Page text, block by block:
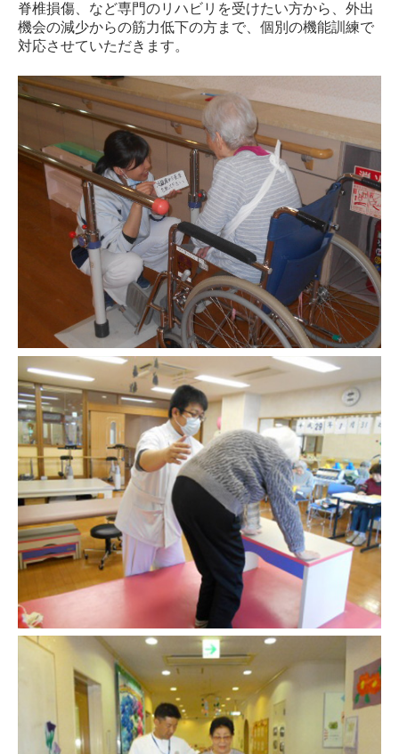
脊椎損傷、など専門のリハビリを受けたい方から、外出
機会の減少からの筋力低下の方まで、個別の機能訓練で
対応させていただきます。